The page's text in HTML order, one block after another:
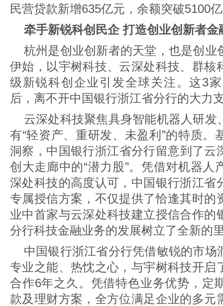
民营贷款新增635亿元，余额突破5100
牵手新锐科创民企 打造创业创新者金
杭州是创业创新者的天堂，也是创业
伊始，以宇树科技、云深处科技、群核
级新锐科创企业引发全球关注。这3
后，离不开中国银行浙江省分行的大力
云深处科技聚焦具身智能机器人研发
有“轻资产、重研发、未盈利”的特质。
洞察，中国银行浙江省分行留意到了
创大走廊中的“潜力股”。凭借对机器人
深处科技的高度认可，中国银行浙江省
专属授信方案，不仅提供了恰逢其时的
业中首家与云深处科技建立授信合作的
分行科技金融业务的发展树立了全新的
中国银行浙江省分行凭借敏锐的市场
专业之能、热忱之心，与宇树科技开启
合作6年之久。凭借特色业务优势，定
款及理财方案，全方位满足企业的多元